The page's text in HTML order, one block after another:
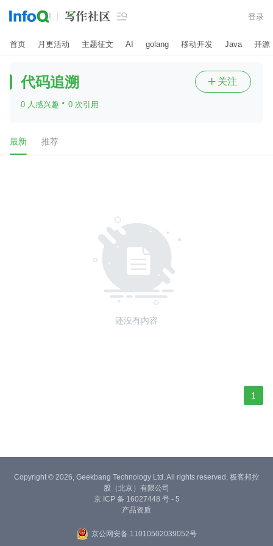
 登录
首页 月更活动 主题征文 AI golang 移动开发 Java 开源
代码追溯
0 人感兴趣 · 0 次引用
 关注
最新 推荐
还没有内容
1
Copyright © 2026, Geekbang Technology Ltd. All rights reserved. 极客邦控
股（北京）有限公司
京 ICP 备 16027448 号 - 5
产品资质
京公网安备 11010502039052号